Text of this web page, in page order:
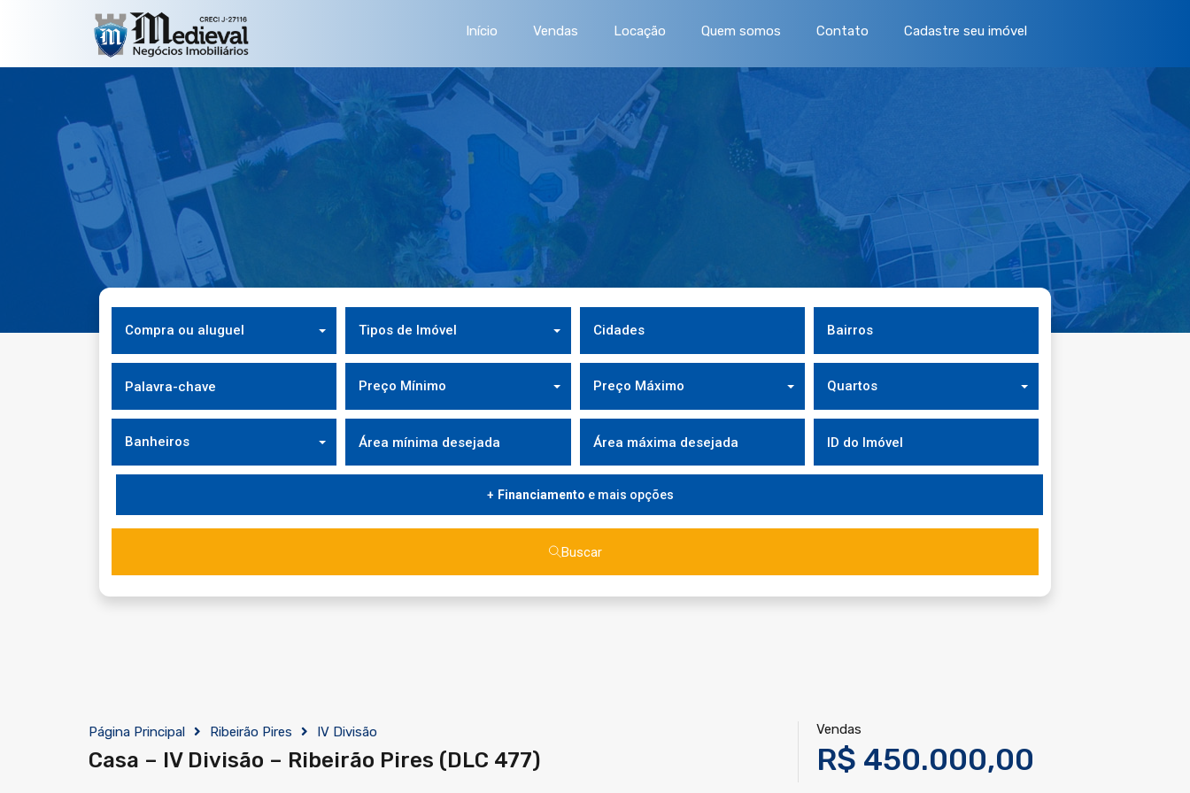
Início Vendas Locação Quem somos Contato Cadastre seu imóvel
Compra ou aluguel Tipos de Imóvel Cidades Bairros
Preço Mínimo Preço Máximo Quartos
Banheiros
Financiamento e mais opções
Buscar
Página Principal Ribeirão Pires IV Divisão
Casa – IV Divisão – Ribeirão Pires (DLC 477)
Vendas
R$ 450.000,00